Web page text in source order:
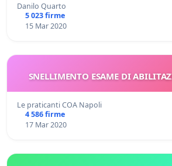
Danilo Quarto
5 023 firme
15 Mar 2020
SNELLIMENTO ESAME DI
Le praticanti COA Napoli
4 586 firme
17 Mar 2020